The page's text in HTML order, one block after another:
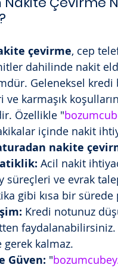
çevirme, cep
dahilinde nakit
Geleneksel kredi
karmaşık
Özellikle "
içinde nakit
nakite
Acil nakit
süreçleri ve evrak
gibi kısa bir sürede
Kredi notunuz
faydalanabilirsiniz.
gerek kalmaz.
Güven: "